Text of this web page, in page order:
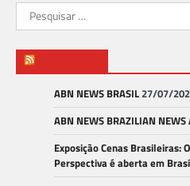
Pesquisar
por:
ABN NEWS BRASIL27/07/
ABN NEWS BRAZILIAN NEWS
Exposição Cenas Brasileiras:
Perspectiva é aberta em